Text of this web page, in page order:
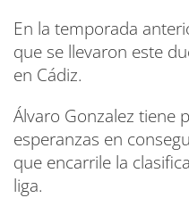
En la temporada
que se llevaron este
en Cádiz.
Álvaro Gonzalez tiene
esperanzas en
que encarrile la
liga.